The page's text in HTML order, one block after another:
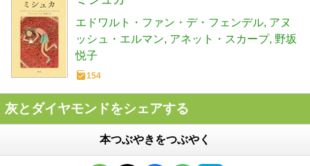
エドワルト・ファン・デ・フェンデル アヌ
ッシュ・エルマン アネット・スカープ 野坂
悦子
154
灰とダイヤモンドをシェアする
本つぶやきをつぶやく